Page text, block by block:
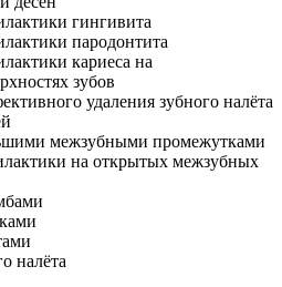
гингивита
пародонтита
кариеса на
зубов
удаления зубного налёта
межзубными промежутками
на открытых межзубных
налёта